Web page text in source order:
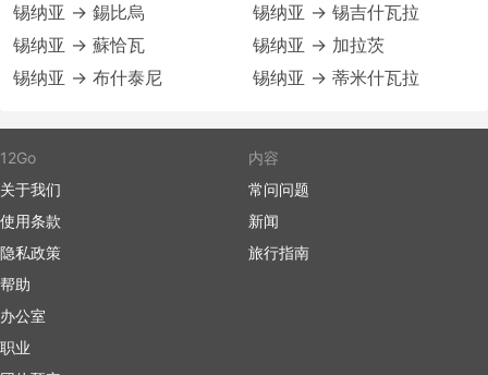
锡纳亚 → 錫比烏
锡纳亚 → 蘇恰瓦
锡纳亚 → 布什泰尼
锡纳亚 → 锡吉什瓦拉
锡纳亚 → 加拉茨
锡纳亚 → 蒂米什瓦拉
12Go
关于我们
使用条款
隐私政策
帮助
办公室
职业
内容
常问问题
新闻
旅行指南